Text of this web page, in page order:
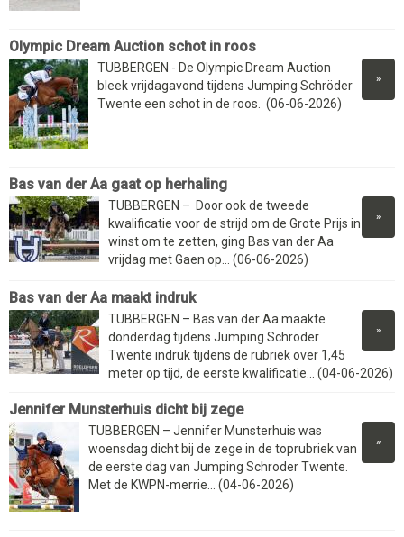
Olympic Dream Auction schot in roos
»
TUBBERGEN - De Olympic Dream Auction
bleek vrijdagavond tijdens Jumping Schröder
Twente een schot in de roos. (06-06-2026)
Bas van der Aa gaat op herhaling
»
TUBBERGEN – Door ook de tweede
kwalificatie voor de strijd om de Grote Prijs in
winst om te zetten, ging Bas van der Aa
vrijdag met Gaen op... (06-06-2026)
Bas van der Aa maakt indruk
»
TUBBERGEN – Bas van der Aa maakte
donderdag tijdens Jumping Schröder
Twente indruk tijdens de rubriek over 1,45
meter op tijd, de eerste kwalificatie... (04-06-2026)
Jennifer Munsterhuis dicht bij zege
»
TUBBERGEN – Jennifer Munsterhuis was
woensdag dicht bij de zege in de toprubriek van
de eerste dag van Jumping Schroder Twente.
Met de KWPN-merrie... (04-06-2026)